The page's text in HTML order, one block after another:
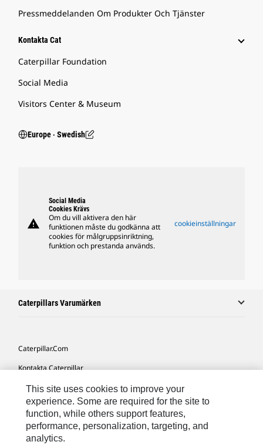
Pressmeddelanden Om Produkter Och Tjänster
Kontakta Cat
Caterpillar Foundation
Social Media
Visitors Center & Museum
Europe ‧ Swedish
warning
Social Media
Cookies Krävs
Om du vill aktivera den här
funktionen måste du godkänna att
cookies för målgruppsinriktning,
funktion och prestanda används.
cookieinställningar
Caterpillars Varumärken
Caterpillar.com
Kontakta Caterpillar
Mina Marknadsföringspreferenser
Platskarta
Cookie Settings
This site uses cookies to improve your
experience. Some are required for the site to
function, while others support features,
performance, personalization, targeting, and
analytics.